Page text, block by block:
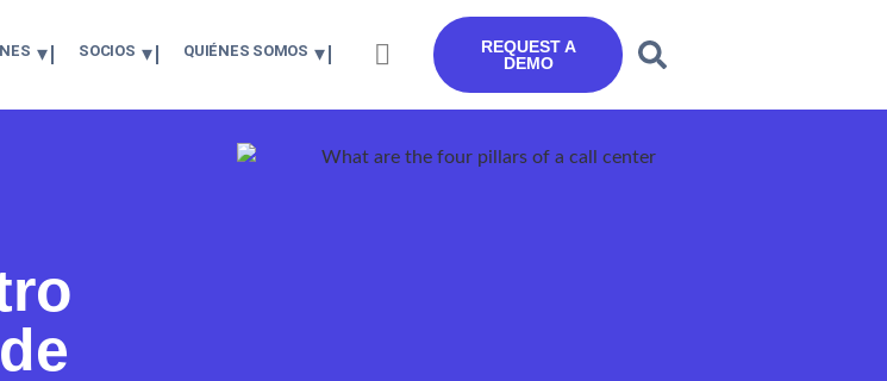
SOCIOS QUIÉNES SOMOS
REQUEST A
DEMO